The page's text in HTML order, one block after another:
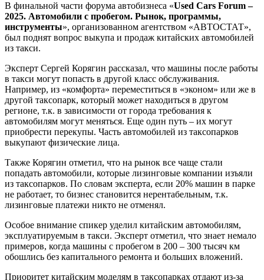
В финальной части форума автобизнеса «Used Cars Forum –
2025. Автомобили с пробегом. Рынок, программы,
инструменты», организованном агентством «АВТОСТАТ»,
был поднят вопрос выкупа и продаж китайских автомобилей
из такси.
Эксперт Сергей Корягин рассказал, что машины после работы
в такси могут попасть в другой класс обслуживания.
Например, из «комфорта» переместиться в «эконом» или же в
другой таксопарк, который может находиться в другом
регионе, т.к. в зависимости от города требования к
автомобилям могут меняться. Еще один путь – их могут
приобрести перекупы. Часть автомобилей из таксопарков
выкупают физические лица.
Также Корягин отметил, что на рынок все чаще стали
попадать автомобили, которые лизинговые компании изъяли
из таксопарков. По словам эксперта, если 20% машин в парке
не работает, то бизнес становится нерентабельным, т.к.
лизинговые платежи никто не отменял.
Особое внимание спикер уделил китайским автомобилям,
эксплуатируемым в такси. Эксперт отметил, что знает немало
примеров, когда машины с пробегом в 200 – 300 тысяч км
обошлись без капитального ремонта и больших вложений.
Приоритет китайским моделям в таксопарках отдают из-за